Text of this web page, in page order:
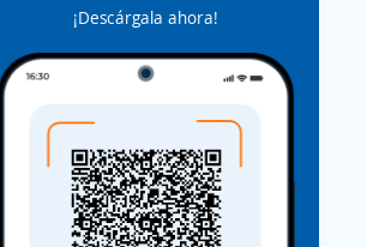
¡Descárgala ahora!